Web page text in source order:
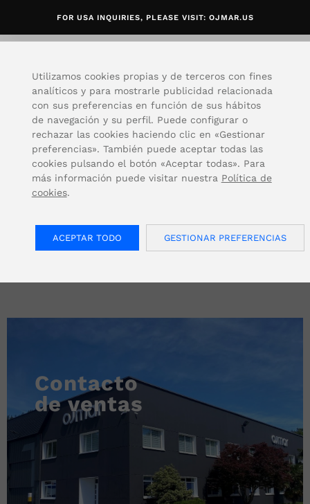
FOR USA INQUIRIES, PLEASE VISIT: OJMAR.US
Contacto
Contacto
de ventas
Utilizamos cookies propias y de terceros con fines
analíticos y para mostrarle publicidad relacionada
con sus preferencias en función de sus hábitos
de navegación y su perfil. Puede configurar o
rechazar las cookies haciendo clic en «Gestionar
preferencias». También puede aceptar todas las
cookies pulsando el botón «Aceptar todas». Para
más información puede visitar nuestra Política de
cookies.
ACEPTAR TODO GESTIONAR PREFERENCIAS